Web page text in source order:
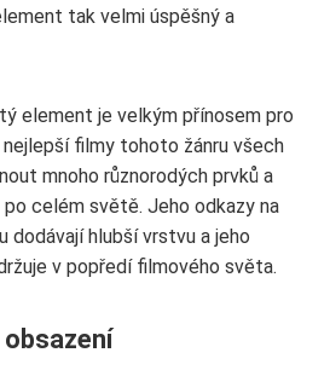
tak velmi úspěšný a
element je velkým přínosem pro
filmy tohoto žánru všech
mnoho různorodých prvků a
celém světě. Jeho odkazy na
dodávají hlubší vrstvu a jeho
v popředí filmového světa.
obsazení